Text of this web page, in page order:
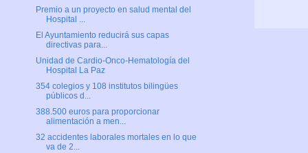
Premio a un proyecto en salud mental del
Hospital ...
El Ayuntamiento reducirá sus capas
directivas para...
Unidad de Cardio-Onco-Hematología del
Hospital La Paz
354 colegios y 108 institutos bilingües
públicos d...
388.500 euros para proporcionar
alimentación a men...
32 accidentes laborales mortales en lo que
va de 2...